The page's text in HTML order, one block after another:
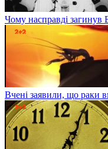
Чому насправді загинув
Вчені заявили, що раки